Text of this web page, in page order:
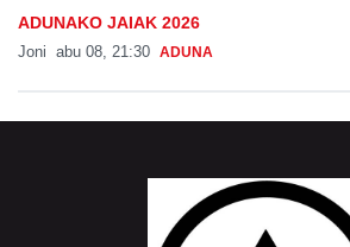
ADUNAKO JAIAK 2026
Joni abu 08, 21:30 ADUNA